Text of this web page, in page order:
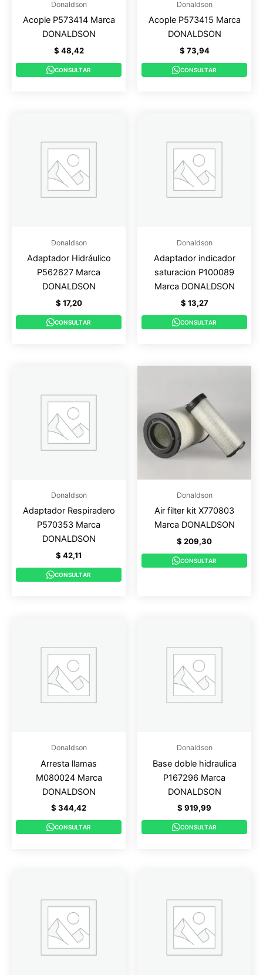
Donaldson
Acople P573414 Marca
DONALDSON
$ 48,42
CONSULTAR
Donaldson
Acople P573415 Marca
DONALDSON
$ 73,94
CONSULTAR
Donaldson
Adaptador Hidráulico
P562627 Marca
DONALDSON
$ 17,20
CONSULTAR
Donaldson
Adaptador indicador
saturacion P100089
Marca DONALDSON
$ 13,27
CONSULTAR
Donaldson
Adaptador Respiradero
P570353 Marca
DONALDSON
$ 42,11
CONSULTAR
Donaldson
Air filter kit X770803
Marca DONALDSON
$ 209,30
CONSULTAR
Donaldson
Arresta llamas
M080024 Marca
DONALDSON
$ 344,42
CONSULTAR
Donaldson
Base doble hidraulica
P167296 Marca
DONALDSON
$ 919,99
CONSULTAR